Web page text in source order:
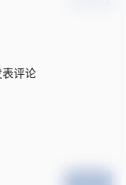
评论